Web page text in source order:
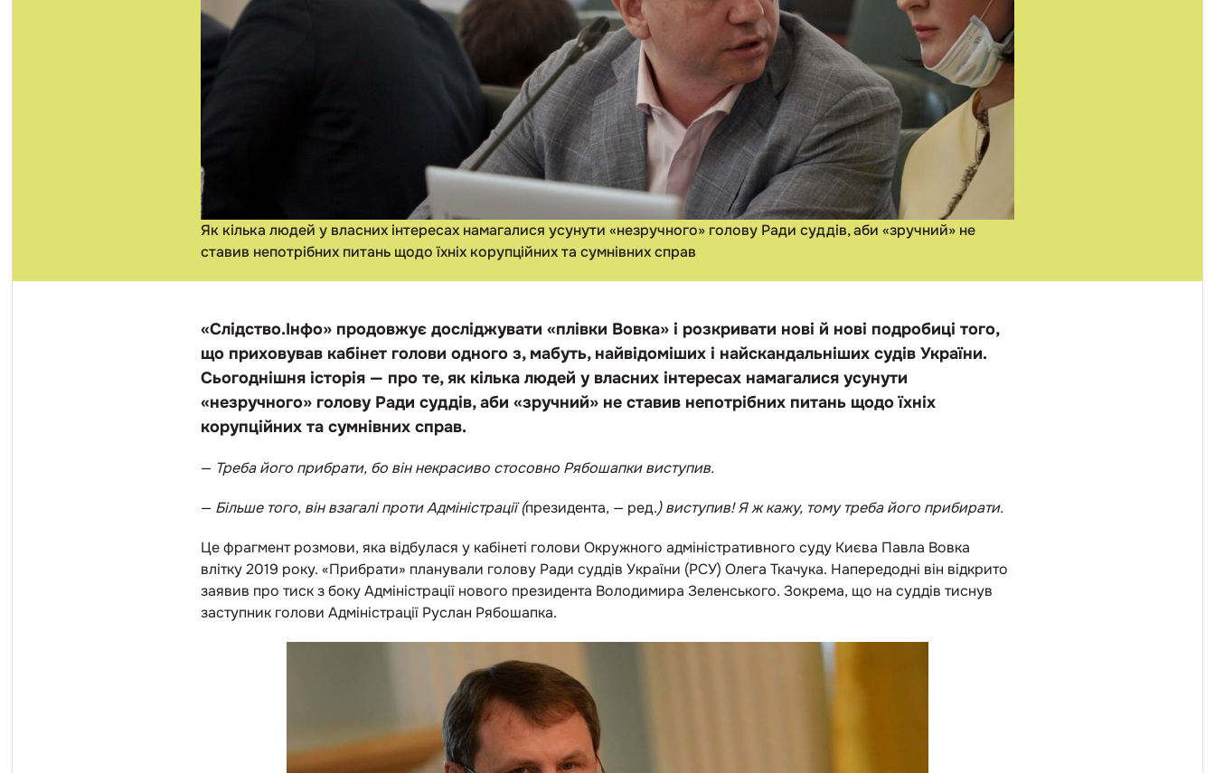
Як кілька людей у власних інтересах намагалися усунути «незручного» голову Ради суддів, аби «зручний» не
ставив непотрібних питань щодо їхніх корупційних та сумнівних справ
«Слідство.Інфо» продовжує досліджувати «плівки Вовка» і розкривати нові й нові подробиці того,
що приховував кабінет голови одного з, мабуть, найвідоміших і найскандальніших судів України.
Сьогоднішня історія — про те, як кілька людей у власних інтересах намагалися усунути
«незручного» голову Ради суддів, аби «зручний» не ставив непотрібних питань щодо їхніх
корупційних та сумнівних справ.
— Треба його прибрати, бо він некрасиво стосовно Рябошапки виступив.
— Більше того, він взагалі проти Адміністрації (президента, — ред.) виступив! Я ж кажу, тому треба його прибирати.
Це фрагмент розмови, яка відбулася у кабінеті голови Окружного адміністративного суду Києва Павла Вовка
влітку 2019 року. «Прибрати» планували голову Ради суддів України (РСУ) Олега Ткачука. Напередодні він відкрито
заявив про тиск з боку Адміністрації нового президента Володимира Зеленського. Зокрема, що на суддів тиснув
заступник голови Адміністрації Руслан Рябошапка.